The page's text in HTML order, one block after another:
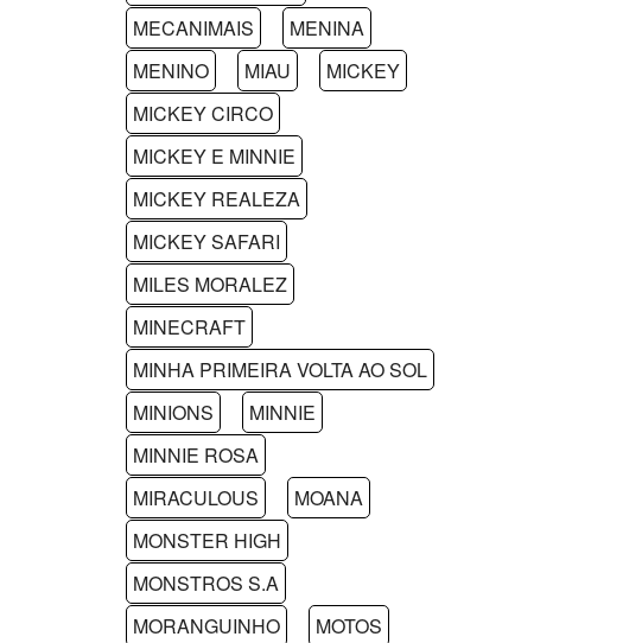
MECANIMAIS
MENINA
MENINO
MIAU
MICKEY
MICKEY CIRCO
MICKEY E MINNIE
MICKEY REALEZA
MICKEY SAFARI
MILES MORALEZ
MINECRAFT
MINHA PRIMEIRA VOLTA AO SOL
MINIONS
MINNIE
MINNIE ROSA
MIRACULOUS
MOANA
MONSTER HIGH
MONSTROS S.A
MORANGUINHO
MOTOS